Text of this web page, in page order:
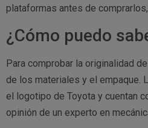
plataformas antes de
¿Cómo puedo
Para comprobar la originalidad
de los materiales y el empaque.
el logotipo de Toyota y cuentan
opinión de un experto en